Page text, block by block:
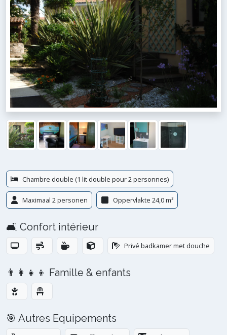
Chambre double (1 lit double pour 2 personnes)
Maximaal 2 personen Oppervlakte 24,0 m²
🛋️ Confort intérieur
Privé badkamer met douche
👨‍👩‍👧‍👦 Famille & enfants
🎯 Autres Equipements